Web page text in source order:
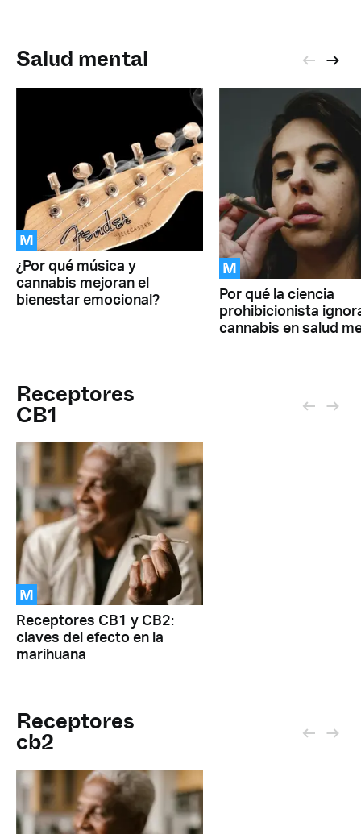
Salud mental
M
¿Por qué música y
cannabis mejoran el
bienestar emocional?
M
Por qué la ciencia
prohibicionista
cannabis en salud
Receptores
CB1
M
Receptores CB1 y CB2:
claves del efecto en la
marihuana
Receptores
cb2